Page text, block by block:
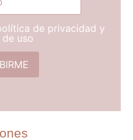
de privacidad y
uso